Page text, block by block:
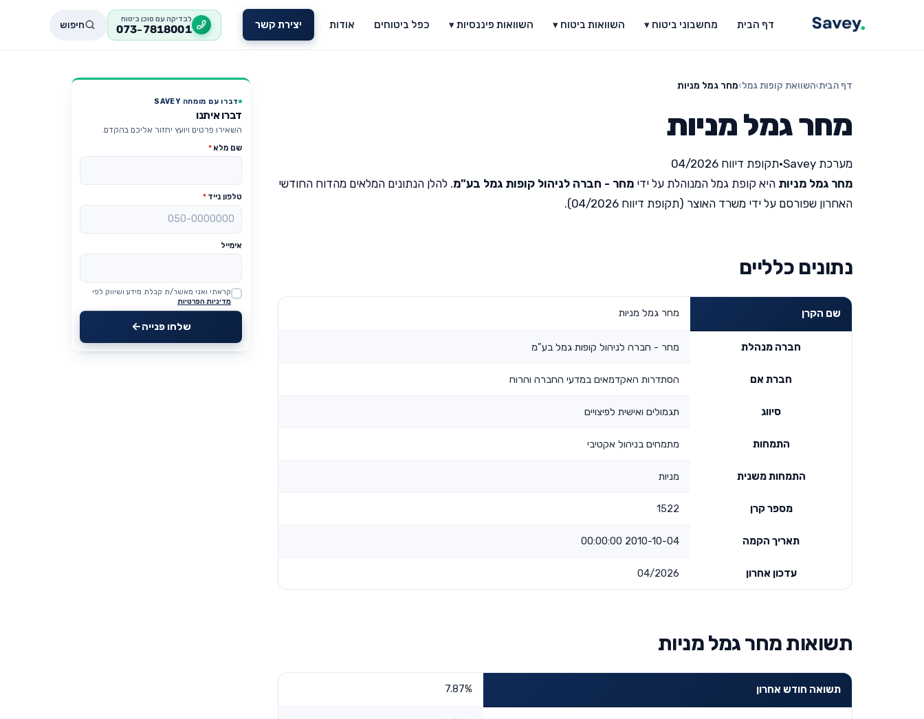
דף הבית מחשבוני ביטוח ▾ השוואות ביטוח ▾ השוואות פיננסיות ▾ כפל ביטוחים אודות יצירת קשר לבדיקה עם סוכן ביטוח
073-7818001 חיפוש
דף הבית›השוואת קופות גמל›מחר גמל מניות
מחר גמל מניות
מערכת Savey •תקופת דיווח 04/2026
מחר גמל מניות היא קופת גמל המנוהלת על ידי מחר - חברה לניהול קופות גמל בע"מ. להלן הנתונים המלאים מהדוח החודשי
האחרון שפורסם על ידי משרד האוצר (תקופת דיווח 04/2026).
נתונים כלליים
שם הקרן מחר גמל מניות
חברה מנהלת מחר - חברה לניהול קופות גמל בע"מ
חברת אם הסתדרות האקדמאים במדעי החברה והרוח
סיווג תגמולים ואישית לפיצויים
התמחות מתמחים בניהול אקטיבי
התמחות משנית מניות
מספר קרן 1522
תאריך הקמה 2010-10-04 00:00:00
עדכון אחרון 04/2026
תשואות מחר גמל מניות
תשואה חודש אחרון 7.87%
דברו עם מומחה SAVEY
דברו איתנו
השאירו פרטים ויועץ יחזור אליכם בהקדם.
שם מלא*
טלפון נייד *
אימייל
Website
קראתי ואני מאשר/ת קבלת מידע ושיווק לפי
מדיניות הפרטיות
שלחו פנייה